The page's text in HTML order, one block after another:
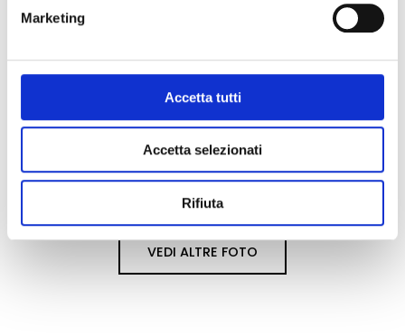
Marketing
Accetta tutti
Accetta selezionati
Rifiuta
VEDI ALTRE FOTO